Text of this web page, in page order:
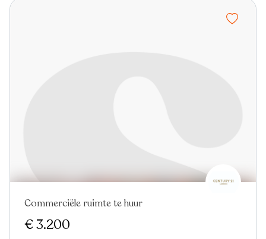
Commerciële ruimte te huur
€ 3.200